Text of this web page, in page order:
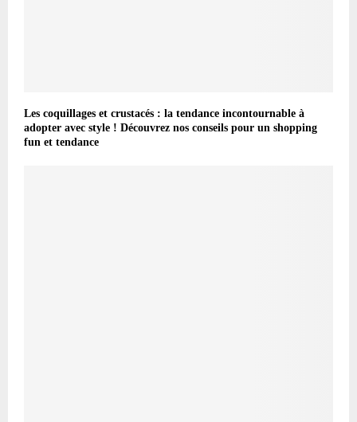
Les coquillages et crustacés : la tendance incontournable à
adopter avec style ! Découvrez nos conseils pour un shopping
fun et tendance